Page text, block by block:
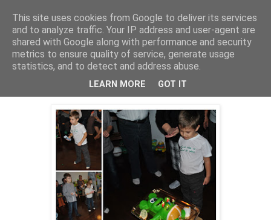
Cealalta realitate
marți, ianuarie 22, 2013
Octavian - 5 ani (2)
This site uses cookies from Google to deliver its services
and to analyze traffic. Your IP address and user-agent are
shared with Google along with performance and security
metrics to ensure quality of service, generate usage
statistics, and to detect and address abuse.
LEARN MORE GOT IT